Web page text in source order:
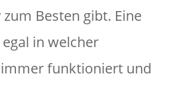
Besten gibt. Eine
in welcher
funktioniert und